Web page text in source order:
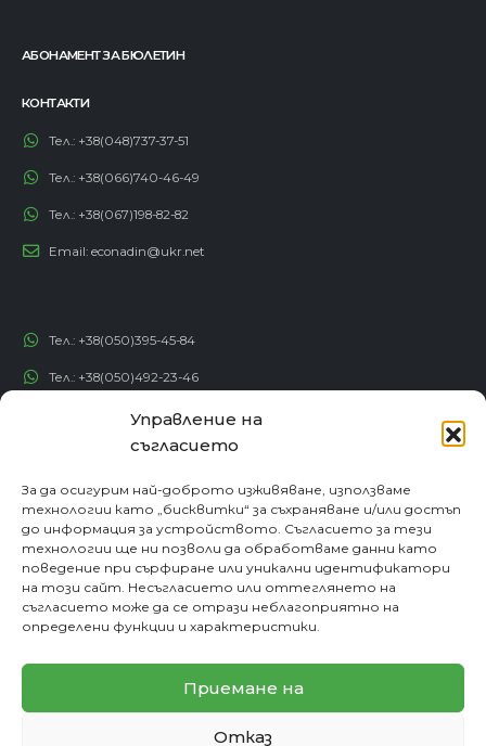
Управление на
съгласието
За да осигурим най-доброто изживяване, използваме
технологии като „бисквитки“ за съхраняване и/или достъп
до информация за устройството. Съгласието за тези
технологии ще ни позволи да обработваме данни като
поведение при сърфиране или уникални идентификатори
на този сайт. Несъгласието или оттеглянето на
съгласието може да се отрази неблагоприятно на
определени функции и характеристики.
Приемане на
Отказ
АБОНАМЕНТ ЗА БЮЛЕТИН
КОНТАКТИ
Тел.: +38(048)737-37-51
Тел.: +38(066)740-46-49
Тел.: +38(067)198-82-82
Email: econadin@ukr.net
Тел.: +38(050)395-45-84
Тел.: +38(050)492-23-46
+38(050)192-82-82
contact@econadin.com
СОЦИАЛНИ МРЕЖИ
© copyright 2026. Всички права запазени